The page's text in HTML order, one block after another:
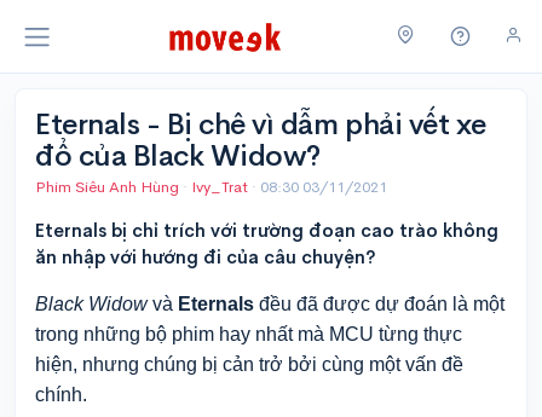
Eternals - Bị chê vì dẫm phải vết xe
đổ của Black Widow?
Phim Siêu Anh Hùng · Ivy_Trat · 08:30 03/11/2021
Eternals bị chỉ trích với trường đoạn cao trào không
ăn nhập với hướng đi của câu chuyện?
Black Widowvà Eternals đều đã được dự đoán là một
trong những bộ phim hay nhất mà MCU từng thực
hiện, nhưng chúng bị cản trở bởi cùng một vấn đề
chính.